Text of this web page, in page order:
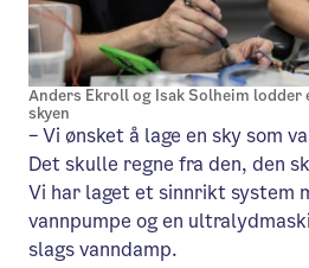
Anders Ekroll og Isak Solheim
skyen
– Vi ønsket å lage en sky som
Det skulle regne fra den, den
Vi har laget et sinnrikt system
vannpumpe og en
slags vanndamp.